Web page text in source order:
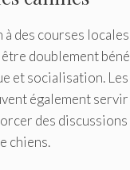
des courses
doublement
et socialisation.
également
des discussions
chiens.